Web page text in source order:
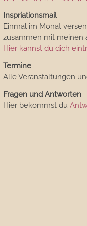
Inspriationsmail
Einmal im Monat
zusammen mit meinen
Hier kannst du dich
Termine
Alle Veranstaltungen
Fragen und Antworten
Hier bekommst du